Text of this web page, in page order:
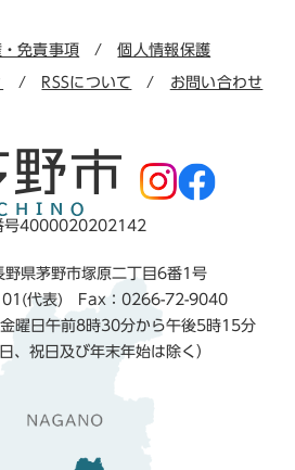
免責事項 個人情報保護
RSSについて お問い合わせ
号4000020202142
県茅野市塚原二丁目6番1号
代表) Fax：0266-72-9040
曜日午前8時30分から午後5時15分
、祝日及び年末年始は除く）